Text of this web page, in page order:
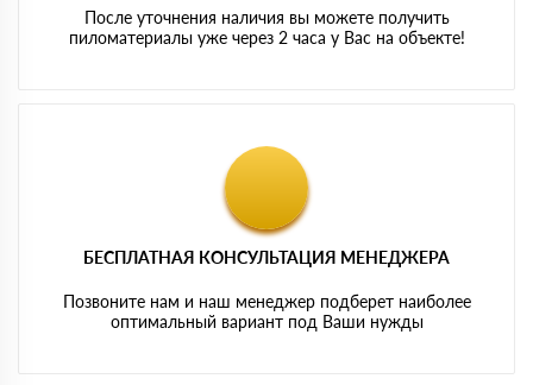
После уточнения наличия вы можете получить
пиломатериалы уже через 2 часа у Вас на объекте!
БЕСПЛАТНАЯ КОНСУЛЬТАЦИЯ МЕНЕДЖЕРА
Позвоните нам и наш менеджер подберет наиболее
оптимальный вариант под Ваши нужды